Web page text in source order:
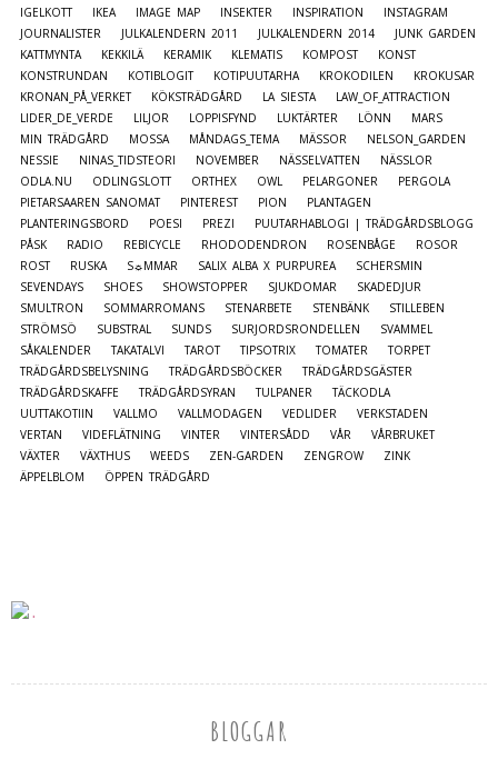
IGELKOTT
IKEA IMAGE MAP INSEKTER INSPIRATION
INSTAGRAM
JOURNALISTER
JULKALENDERN 2011 JULKALENDERN 2014
JUNK GARDEN
KATTMYNTA
KEKKILÄ KERAMIK KLEMATIS KOMPOST
KONST
KONSTRUNDAN
KOTIBLOGIT KOTIPUUTARHA KROKODILEN
KROKUSAR
KRONAN_PÅ_VERKET
KÖKSTRÄDGÅRD LA SIESTA
LAW_OF_ATTRACTION
LIDER_DE_VERDE
LILJOR LOPPISFYND LUKTÄRTER LÖNN
MARS
MIN TRÄDGÅRD
MOSSA MÅNDAGS_TEMA MÄSSOR
NELSON_GARDEN
NESSIE
NINAS_TIDSTEORI NOVEMBER NÄSSELVATTEN
NÄSSLOR
ODLA.NU
ODLINGSLOTT ORTHEX OWL PELARGONER
PERGOLA
PIETARSAAREN SANOMAT
PINTEREST PION
PLANTAGEN
PLANTERINGSBORD
POESI PREZI
PUUTARHABLOGI | TRÄDGÅRDSBLOGG
PÅSK
RADIO REBICYCLE RHODODENDRON ROSENBÅGE
ROSOR
ROST
RUSKA S☼MMAR SALIX ALBA X PURPUREA
SCHERSMIN
SEVENDAYS
SHOES SHOWSTOPPER SJUKDOMAR
SKADEDJUR
SMULTRON
SOMMARROMANS STENARBETE STENBÄNK
STILLEBEN
STRÖMSÖ
SUBSTRAL SUNDS SURJORDSRONDELLEN
SVAMMEL
SÅKALENDER
TAKATALVI TAROT TIPSOTRIX TOMATER
TORPET
TRÄDGÅRDSBELYSNING
TRÄDGÅRDSBÖCKER
TRÄDGÅRDSGÄSTER
TRÄDGÅRDSKAFFE
TRÄDGÅRDSYRAN TULPANER
TÄCKODLA
UUTTAKOTIIN
VALLMO VALLMODAGEN VEDLIDER
VERKSTADEN
VERTAN
VIDEFLÄTNING VINTER VINTERSÅDD VÅR
VÅRBRUKET
VÄXTER
VÄXTHUS WEEDS ZEN-GARDEN ZENGROW
ZINK
ÄPPELBLOM
ÖPPEN TRÄDGÅRD
BLOGGAR